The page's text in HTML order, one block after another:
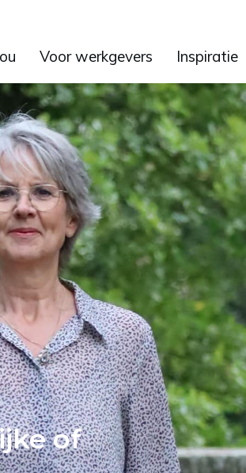
Voor werkgevers Inspiratie
of